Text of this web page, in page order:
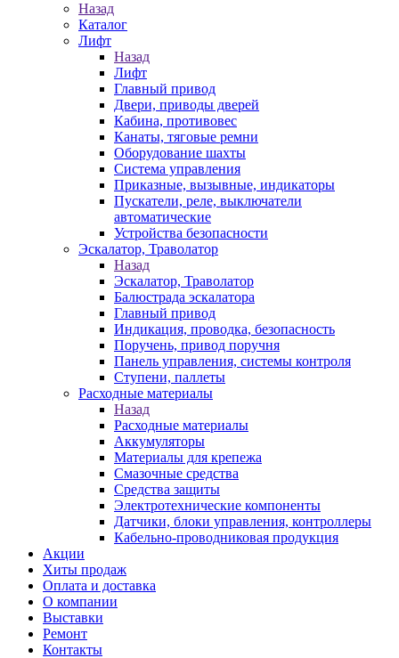
Назад
Каталог
Лифт
Назад
Лифт
Главный привод
Двери, приводы дверей
Кабина, противовес
Канаты, тяговые ремни
Оборудование шахты
Система управления
Приказные, вызывные, индикаторы
Пускатели, реле, выключатели
автоматические
Устройства безопасности
Эскалатор, Траволатор
Назад
Эскалатор, Траволатор
Балюстрада эскалатора
Главный привод
Индикация, проводка, безопасность
Поручень, привод поручня
Панель управления, системы контроля
Ступени, паллеты
Расходные материалы
Назад
Расходные материалы
Аккумуляторы
Материалы для крепежа
Смазочные средства
Средства защиты
Электротехнические компоненты
Датчики, блоки управления, контроллеры
Кабельно-проводниковая продукция
Акции
Хиты продаж
Оплата и доставка
О компании
Выставки
Ремонт
Контакты